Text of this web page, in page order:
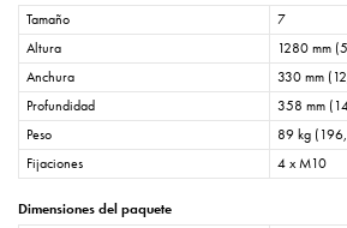
Tamaño
7
Altura
1280 mm
Anchura
330 mm
Profundidad
358 mm
Peso
89 kg
Fijaciones
4 x M10
Dimensiones del paquete